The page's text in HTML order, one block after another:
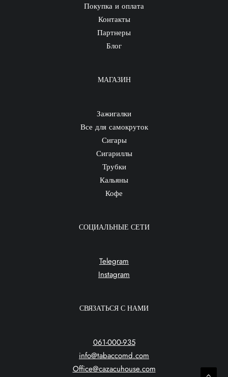
Покупка и оплата
Контакты
Партнеры
Блог
МАГАЗИН
Зажигалки
Все для самокруток
Сигары
Сигариллы
Трубки
Кальяны
Кофе
СОЦИАЛЬНЫЕ СЕТИ
Telegram
Instagram
СВЯЗАТЬСЯ С НАМИ
061-000-935
info@tabaccomd.com
Office@cazacuhouse.com